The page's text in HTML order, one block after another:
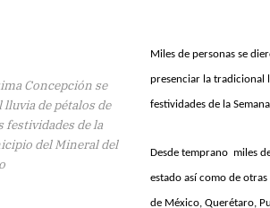
Concepción se
de pétalos de
festividades de la
del Mineral del
Miles de personas se
presenciar la tradicional
festividades de la
Desde temprano miles
estado así como de
de México, Querétaro,